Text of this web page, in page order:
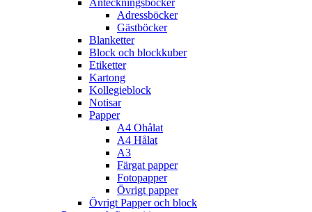
Anteckningsböcker
Adressböcker
Gästböcker
Blanketter
Block och blockkuber
Etiketter
Kartong
Kollegieblock
Notisar
Papper
A4 Ohålat
A4 Hålat
A3
Färgat papper
Fotopapper
Övrigt papper
Övrigt Papper och block